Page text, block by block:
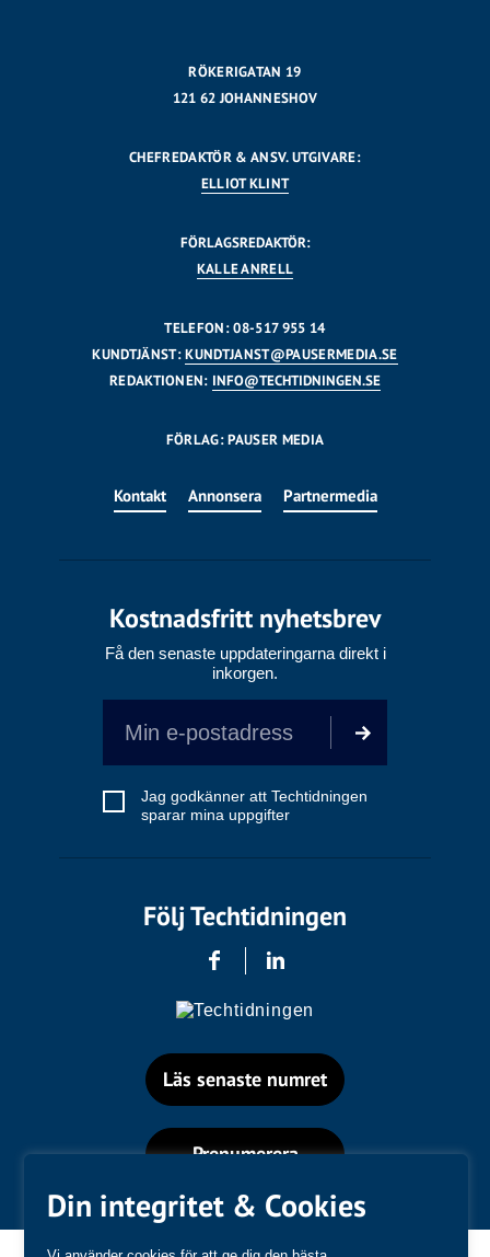
Din integritet & Cookies
RÖKERIGATAN 19
121 62 JOHANNESHOV
CHEFREDAKTÖR & ANSV. UTGIVARE:
ELLIOT KLINT
FÖRLAGSREDAKTÖR:
KALLE ANRELL
TELEFON: 08-517 955 14
KUNDTJÄNST:KUNDTJANST@PAUSERMEDIA.SE
REDAKTIONEN: INFO@TECHTIDNINGEN.SE
FÖRLAG: PAUSER MEDIA
Kontakt Annonsera Partnermedia
Kostnadsfritt nyhetsbrev
Få den senaste uppdateringarna direkt i
inkorgen.
Jag godkänner att Techtidningen
sparar mina uppgifter
Följ Techtidningen
Läs senaste numret
Prenumerera